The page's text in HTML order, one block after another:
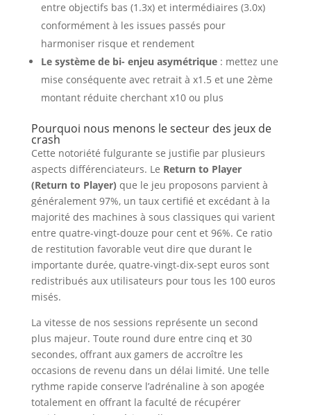
entre objectifs bas (1.3x) et intermédiaires (3.0x)
conformément à les issues passés pour
harmoniser risque et rendement
Le système de bi- enjeu asymétrique: mettez une
mise conséquente avec retrait à x1.5 et une 2ème
montant réduite cherchant x10 ou plus
Pourquoi nous menons le secteur des jeux de
crash
Cette notoriété fulgurante se justifie par plusieurs
aspects différenciateurs. Le Return to Player
(Return to Player) que le jeu proposons parvient à
généralement 97%, un taux certifié et excédant à la
majorité des machines à sous classiques qui varient
entre quatre-vingt-douze pour cent et 96%. Ce ratio
de restitution favorable veut dire que durant le
importante durée, quatre-vingt-dix-sept euros sont
redistribués aux utilisateurs pour tous les 100 euros
misés.
La vitesse de nos sessions représente un second
plus majeur. Toute round dure entre cinq et 30
secondes, offrant aux gamers de accroître les
occasions de revenu dans un délai limité. Une telle
rythme rapide conserve l’adrénaline à son apogée
totalement en offrant la faculté de récupérer